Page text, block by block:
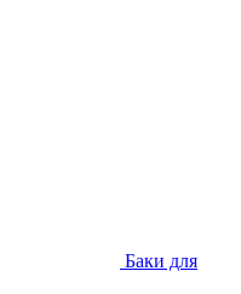
Баки для